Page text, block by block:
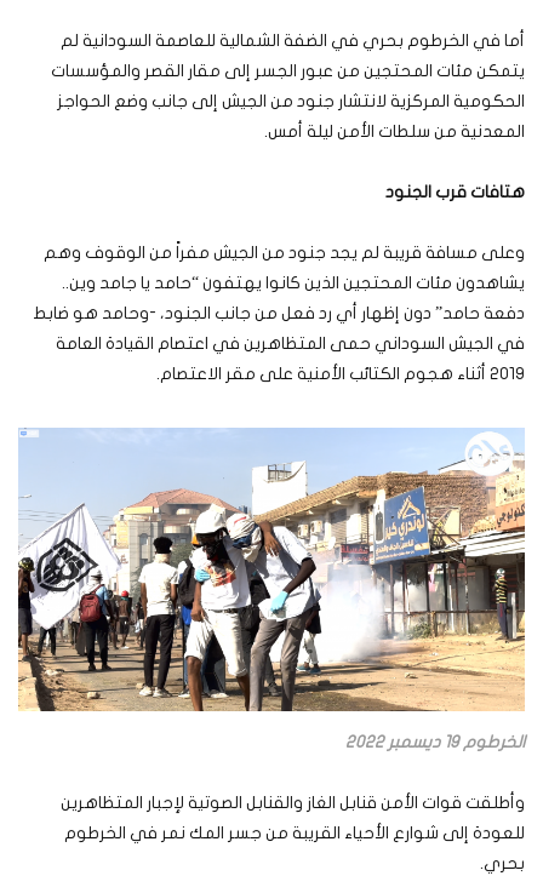
أما في الخرطوم بحري في الضفة الشمالية للعاصمة السودانية لم
يتمكن مئات المحتجين من عبور الجسر إلى مقار القصر والمؤسسات
الحكومية المركزية لانتشار جنود من الجيش إلى جانب وضع الحواجز
المعدنية من سلطات الأمن ليلة أمس.
هتافات قرب الجنود
وعلى مسافة قريبة لم يجد جنود من الجيش مفراً من الوقوف وهم
يشاهدون مئات المحتجين الذين كانوا يهتفون “حامد يا جامد وين..
دفعة حامد” دون إظهار أي رد فعل من جانب الجنود، -وحامد هو ضابط
في الجيش السوداني حمى المتظاهرين في اعتصام القيادة العامة
2019 أثناء هجوم الكتائب الأمنية على مقر الاعتصام.
الخرطوم 19 ديسمبر 2022
وأطلقت قوات الأمن قنابل الغاز والقنابل الصوتية لإجبار المتظاهرين
للعودة إلى شوارع الأحياء القريبة من جسر المك نمر في الخرطوم
بحري.